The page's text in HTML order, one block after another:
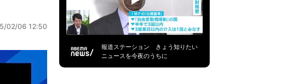
02/06 12:50
報道ステーション きょう知りたい
ニュースを今夜のうちに